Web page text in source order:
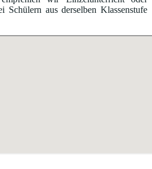
aus derselben Klassenstufe